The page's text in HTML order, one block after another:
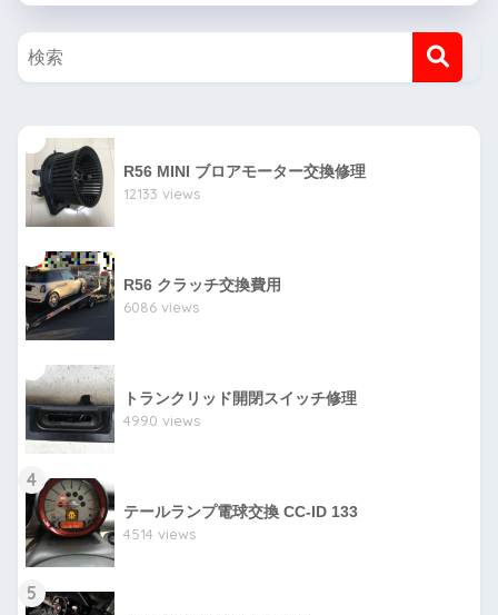
R56 MINI ブロアモーター交換修理
12133 views
R56 クラッチ交換費用
6086 views
トランクリッド開閉スイッチ修理
4990 views
4
テールランプ電球交換 CC-ID 133
4514 views
5